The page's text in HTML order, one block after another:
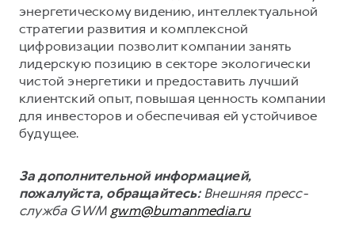
энергетическому видению, интеллектуальной
стратегии развития и комплексной
цифровизации позволит компании занять
лидерскую позицию в секторе экологически
чистой энергетики и предоставить лучший
клиентский опыт, повышая ценность компании
для инвесторов и обеспечивая ей устойчивое
будущее.
За дополнительной информацией,
пожалуйста, обращайтесь: Внешняя пресс-
служба GWM gwm@bumanmedia.ru